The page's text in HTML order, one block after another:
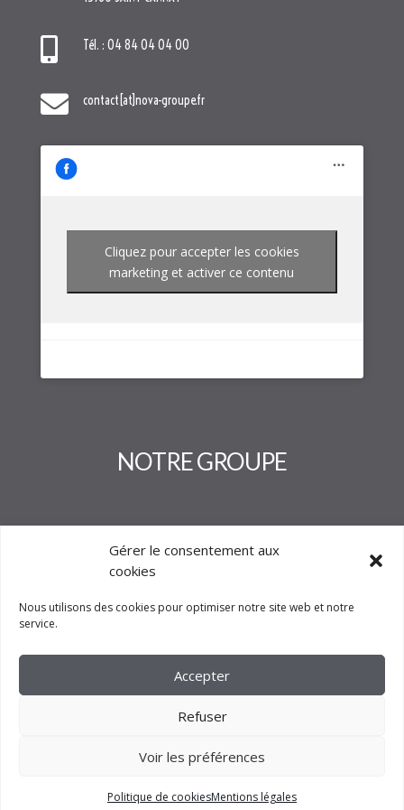
Gérer le consentement aux
cookies
Nous utilisons des cookies pour optimiser notre site web et notre
service.
Accepter
Refuser
Voir les préférences
Politique de cookiesMentions légales
 Tél. : 04 84 04 04 00
 contact[at]nova-groupe.fr
Cliquez pour accepter les cookies
marketing et activer ce contenu
NOTRE GROUPE
FM CRÉATION